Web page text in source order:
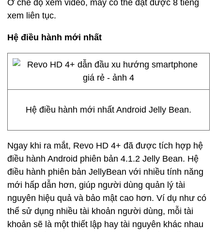
Ở chế độ xem video, máy có thể đạt được 8 tiếng
xem liên tục.
Hệ điều hành mới nhất
Hệ điều hành mới nhất Android Jelly Bean.
Ngay khi ra mắt, Revo HD 4+ đã được tích hợp hệ
điều hành Android phiên bản 4.1.2 Jelly Bean. Hệ
điều hành phiên bản JellyBean với nhiều tính năng
mới hấp dẫn hơn, giúp người dùng quản lý tài
nguyên hiệu quả và bảo mật cao hơn. Ví dụ như có
thể sử dụng nhiều tài khoản người dùng, mỗi tài
khoản sẽ là một thiết lập hay tài nguyên khác nhau